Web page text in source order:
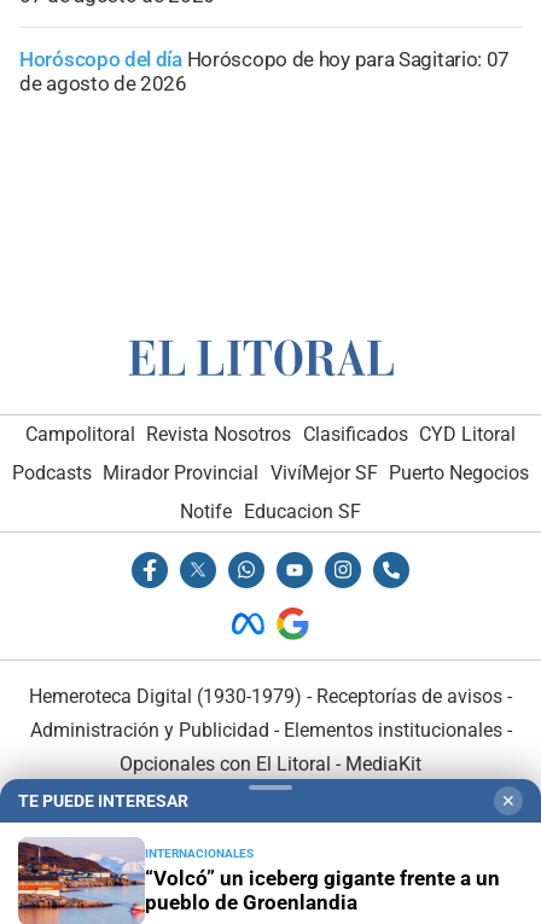
Horóscopo del día Horóscopo de hoy para Sagitario: 07
de agosto de 2026
Campolitoral Revista Nosotros Clasificados CYD Litoral
Podcasts Mirador Provincial VivíMejor SF Puerto Negocios
Notife Educacion SF
Hemeroteca Digital (1930-1979) - Receptorías de avisos -
Administración y Publicidad - Elementos institucionales-
Opcionales con El Litoral - MediaKit
TE PUEDE INTERESAR ✕
INTERNACIONALES
“Volcó” un iceberg gigante frente a un
pueblo de Groenlandia